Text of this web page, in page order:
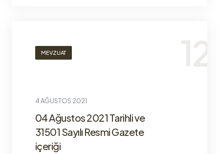
MEVZUAT
4 AĞUSTOS 2021
04 Ağustos 2021 Tarihli ve
31501 Sayılı Resmi Gazete
içeriği